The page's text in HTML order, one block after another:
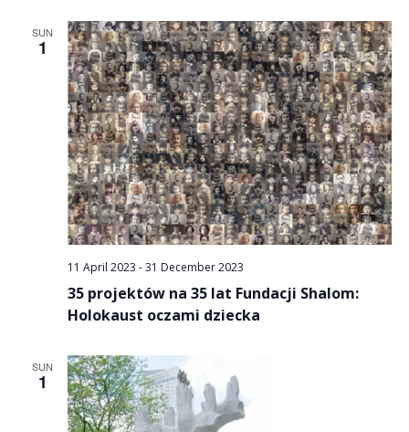
SUN
1
11 April 2023 -31 December 2023
35 projektów na 35 lat Fundacji Shalom:
Holokaust oczami dziecka
SUN
1